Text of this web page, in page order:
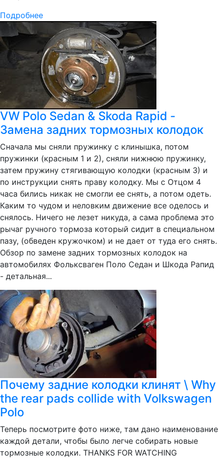
Подробнее
VW Polo Sedan & Skoda Rapid -
Замена задних тормозных колодок
Сначала мы сняли пружинку с клинышка, потом
пружинки (красным 1 и 2), сняли нижнюю пружинку,
затем пружину стягивающую колодки (красным 3) и
по инструкции снять праву колодку. Мы с Отцом 4
часа бились никак не смогли ее снять, а потом одеть.
Каким то чудом и неловким движение все оделось и
снялось. Ничего не лезет никуда, а сама проблема это
рычаг ручного тормоза который сидит в специальном
пазу, (обведен кружочком) и не дает от туда его снять.
Обзор по замене задних тормозных колодок на
автомобилях Фольксваген Поло Седан и Шкода Рапид
- детальная...
Почему задние колодки клинят \ Why
the rear pads collide with Volkswagen
Polo
Теперь посмотрите фото ниже, там дано наименование
каждой детали, чтобы было легче собирать новые
тормозные колодки. THANKS FOR WATCHING